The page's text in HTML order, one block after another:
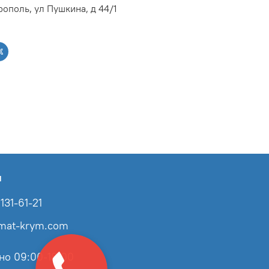
ул Пушкина, д 44/1
61-21
krym.com
09:00-18:00